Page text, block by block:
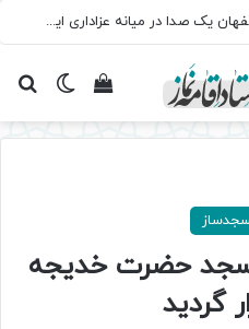
نماز ظهر اربعین؛ هنگامی که اصفهان یک صدا در میانه عزاداری ایستاد
تغییرمشاهده
حضرت خدیجه
گردید